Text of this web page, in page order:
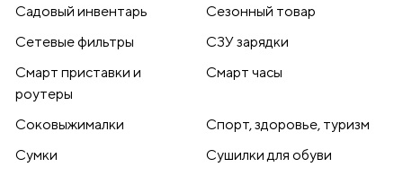
Садовый инвентарь
Сезонный товар
Сетевые фильтры
СЗУ зарядки
Смарт приставки и
роутеры
Смарт часы
Соковыжималки
Спорт, здоровье, туризм
Сумки
Сушилки для обуви